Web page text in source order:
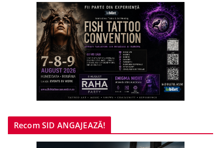
Recom SID ANGAJEAZĂ!